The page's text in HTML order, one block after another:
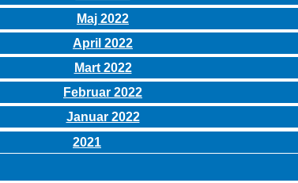
Maj 2022
April 2022
Mart 2022
Februar 2022
Januar 2022
2021